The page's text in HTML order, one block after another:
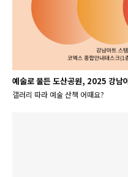
예술로 물든 도산공원, 2025 강남
갤러리 따라 예술 산책 어때요?